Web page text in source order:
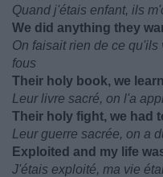
Quand j'étais enfant, ils
We did anything they
On faisait rien de ce
fous
Their holy book, we
Leur livre sacré, on l'a
Their holy fight, we had
Leur guerre sacrée, on a
Exploited and my life
J'étais exploité, ma vie